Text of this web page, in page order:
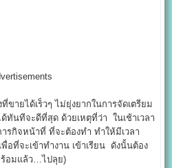
ายได้เร็วๆ ไม่ยุ่งยากในการจัดเตรียม
ทันทีจะดีที่สุด ด้วยเหตุที่ว่า ในเช้าเวลา
ารกิจหน้าที่ ที่จะต้องทำ ทำให้มีเวลา
อที่จะเข้าทำงาน เข้าเรียน ดังนั้นต้อง
อมแล้ว…ไปลุย)